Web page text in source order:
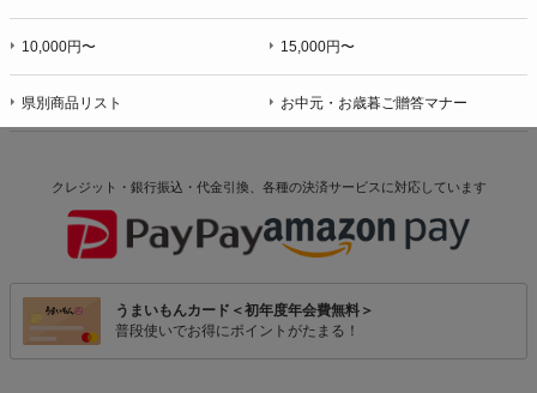
10,000円〜 15,000円〜
県別商品リスト お中元・お歳暮ご贈答マナー
クレジット・銀行振込・代金引換、各種の決済サービスに対応しています
うまいもんカード＜初年度年会費無料＞
普段使いでお得にポイントがたまる！